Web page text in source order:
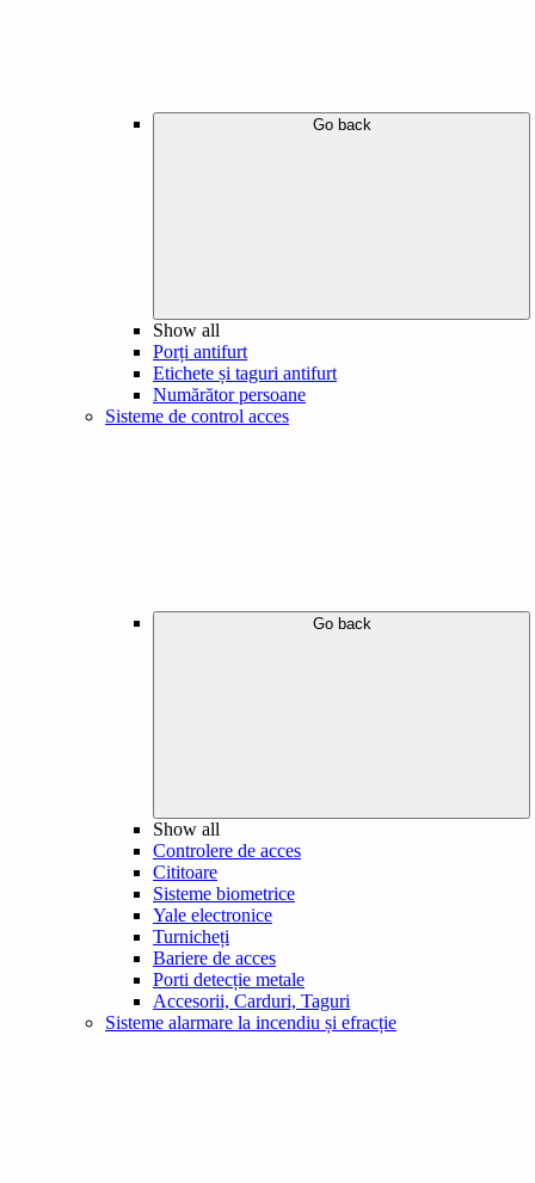
Go back
Show all
Porți antifurt
Etichete și taguri antifurt
Numărător persoane
Sisteme de control acces
Go back
Show all
Controlere de acces
Cititoare
Sisteme biometrice
Yale electronice
Turnicheți
Bariere de acces
Porti detecție metale
Accesorii, Carduri, Taguri
Sisteme alarmare la incendiu și efracție